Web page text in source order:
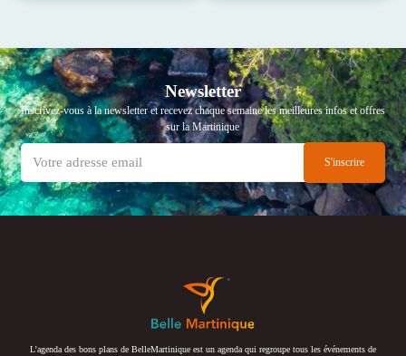
Newsletter
Inscrivez-vous à la newsletter et recevez chaque semaine les meilleures infos et offres
sur la Martinique
L’agenda des bons plans de BelleMartinique est un agenda qui regroupe tous les événements de